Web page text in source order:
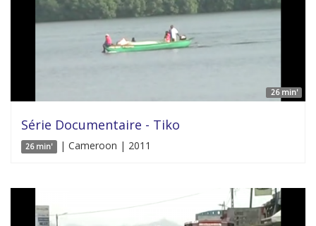
26 min'
Série Documentaire - Tiko
26 min' | Cameroon | 2011